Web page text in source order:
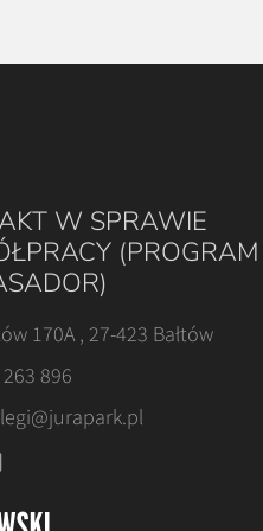
W SPRAWIE
(PROGRAM
170A , 27-423 Bałtów
896